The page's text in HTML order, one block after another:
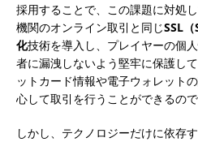
採用することで、この課題に対処
機関のオンライン取引と同じSSL
化技術を導入し、プレイヤーの個
者に漏洩しないよう堅牢に保護し
ットカード情報や電子ウォレット
心して取引を行うことができるので
しかし、テクノロジーだけに依存